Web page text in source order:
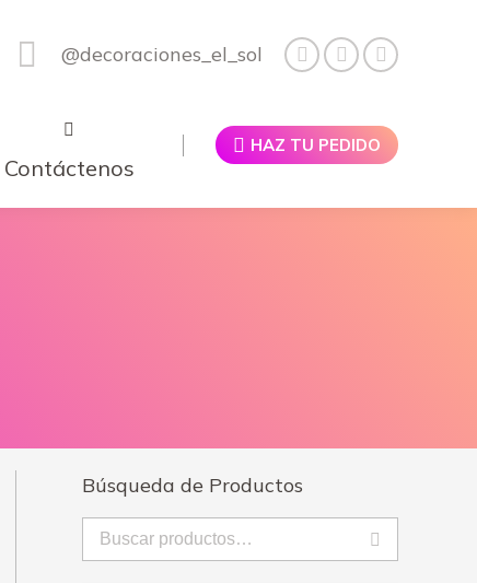
@decoraciones_el_sol
Contáctenos
HAZ TU PEDIDO
Búsqueda de Productos